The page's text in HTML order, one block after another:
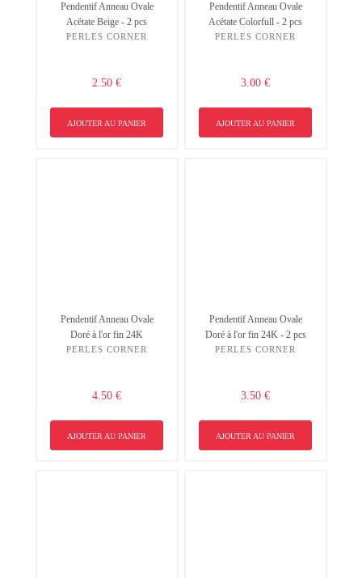
Pendentif Anneau Ovale
Acétate Beige - 2 pcs
PERLES CORNER
2.50 €
AJOUTER AU PANIER
Pendentif Anneau Ovale
Acétate Colorfull - 2 pcs
PERLES CORNER
3.00 €
AJOUTER AU PANIER
Pendentif Anneau Ovale
Doré à l'or fin 24K
PERLES CORNER
4.50 €
AJOUTER AU PANIER
Pendentif Anneau Ovale
Doré à l'or fin 24K - 2 pcs
PERLES CORNER
3.50 €
AJOUTER AU PANIER